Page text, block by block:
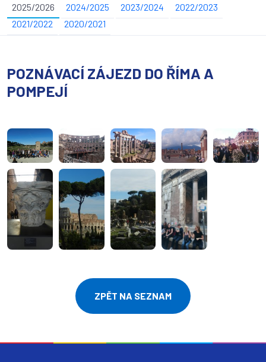
2025/2026 2024/2025 2023/2024
2022/2023
2021/2022
2020/2021
POZNÁVACÍ ZÁJEZD DO ŘÍMA A
POMPEJÍ
ZPĚT NA SEZNAM